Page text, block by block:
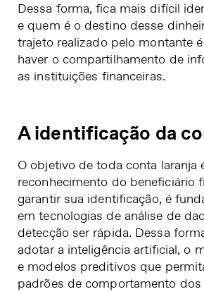
Dessa forma, fica mais difícil
e quem é o destino desse
trajeto realizado pelo montante
haver o compartilhamento de
as instituições financeiras.
A identificação da
O objetivo de toda conta laranja
reconhecimento do beneficiário
garantir sua identificação, é
em tecnologias de análise de
detecção ser rápida. Dessa
adotar a inteligência artificial, o
e modelos preditivos que
padrões de comportamento dos